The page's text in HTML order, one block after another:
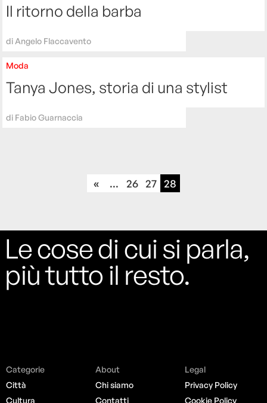
Il ritorno della barba
di Angelo Flaccavento
Moda
Tanya Jones, storia di una stylist
di Fabio Guarnaccia
« ... 26 27 28
Le cose di cui si parla,
più tutto il resto.
Categorie
Città
Cultura
About
Chi siamo
Contatti
Legal
Privacy Policy
Cookie Policy